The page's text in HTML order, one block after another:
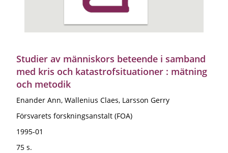
Studier av människors beteende i samband
med kris och katastrofsituationer : mätning
och metodik
Enander Ann, Wallenius Claes, Larsson Gerry
Försvarets forskningsanstalt (FOA)
1995-01
75 s.